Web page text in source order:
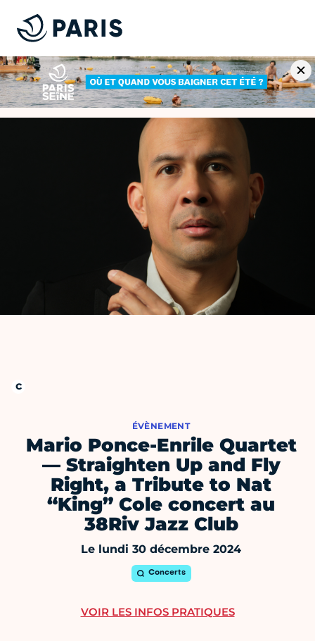
ÉVÈNEMENT
Mario Ponce-Enrile Quartet
— Straighten Up and Fly
Right, a Tribute to Nat
“King” Cole concert au
38Riv Jazz Club
Le lundi 30 décembre 2024
Concerts
VOIR LES INFOS PRATIQUES